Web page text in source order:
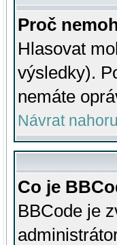
Proč
Hlasovat
výsledky).
nemáte
Návrat nahoru
Co je
BBCode je